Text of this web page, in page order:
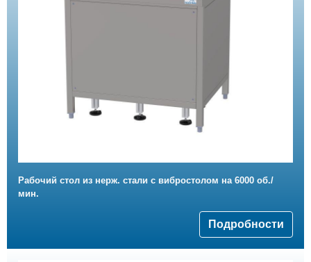
Рабочий стол из нерж. стали с вибростолом на 6000 об./
мин.
Подробности